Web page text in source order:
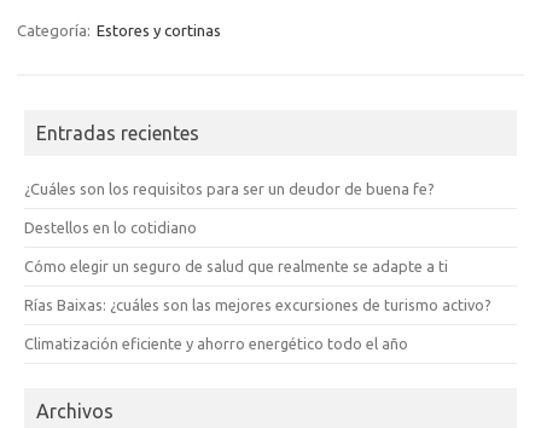
Categoría: Estores y cortinas
Entradas recientes
¿Cuáles son los requisitos para ser un deudor de buena fe?
Destellos en lo cotidiano
Cómo elegir un seguro de salud que realmente se adapte a ti
Rías Baixas: ¿cuáles son las mejores excursiones de turismo activo?
Climatización eficiente y ahorro energético todo el año
Archivos